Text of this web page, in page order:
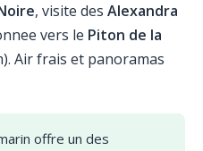
, visite des Alexandra
vers le Piton de la
Air frais et panoramas
offre un des